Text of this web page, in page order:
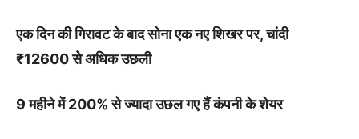
एक दिन की गिरावट के बाद सोना एक नए शिखर पर, चांदी
₹12600 से अधिक उछली
9 महीने में 200% से ज्यादा उछल गए हैं कंपनी के शेयर